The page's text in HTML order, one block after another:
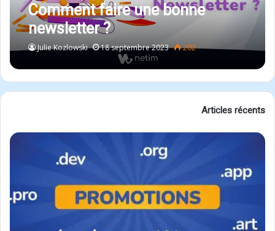
Comment faire une bonne
newsletter ?
Julie Kozlowski 18 septembre 2023 202
Articles récents